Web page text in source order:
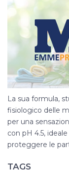
La sua formula,
fisiologico delle
per una
con pH 4.5,
proteggere le
TAGS